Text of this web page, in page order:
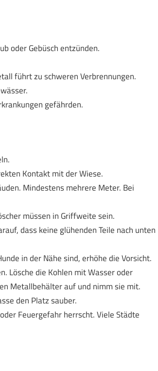
oder Gebüsch entzünden.
führt zu schweren Verbrennungen.
gefährden.
Kontakt mit der Wiese.
Mindestens mehrere Meter. Bei
müssen in Griffweite sein.
dass keine glühenden Teile nach unten
in der Nähe sind, erhöhe die Vorsicht.
Lösche die Kohlen mit Wasser oder
Metallbehälter auf und nimm sie mit.
den Platz sauber.
Feuergefahr herrscht. Viele Städte